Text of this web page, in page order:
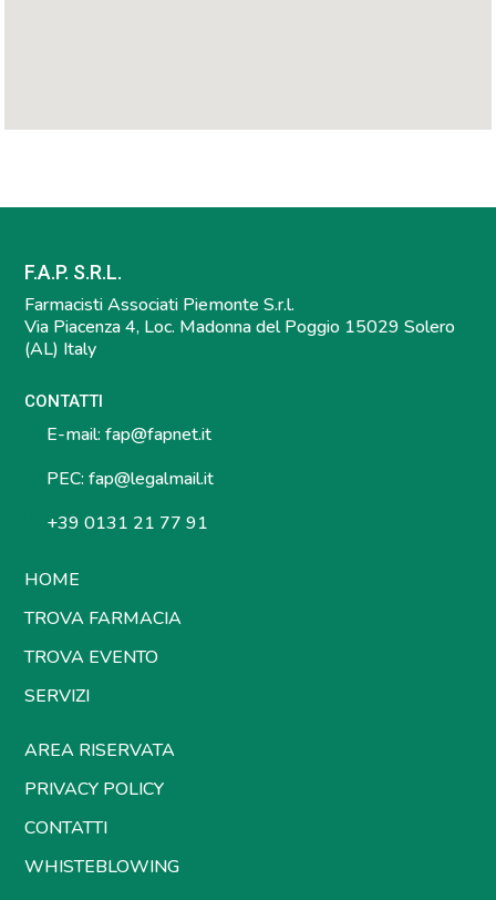
F.A.P. S.R.L.
Farmacisti Associati Piemonte S.r.l.
Via Piacenza 4, Loc. Madonna del Poggio 15029 Solero
(AL) Italy
CONTATTI
E-mail: fap@fapnet.it
PEC: fap@legalmail.it
+39 0131 21 77 91
HOME
TROVA FARMACIA
TROVA EVENTO
SERVIZI
AREA RISERVATA
PRIVACY POLICY
CONTATTI
WHISTEBLOWING